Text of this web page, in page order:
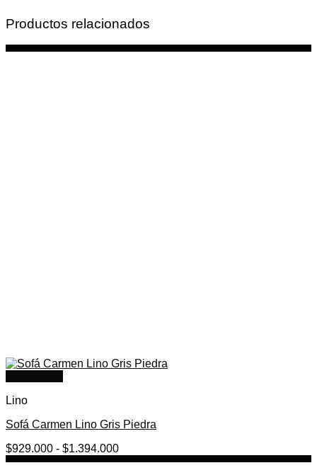
Productos relacionados
Lino
Sofá Carmen Lino Gris Piedra
$929.000 - $1.394.000Rango
de